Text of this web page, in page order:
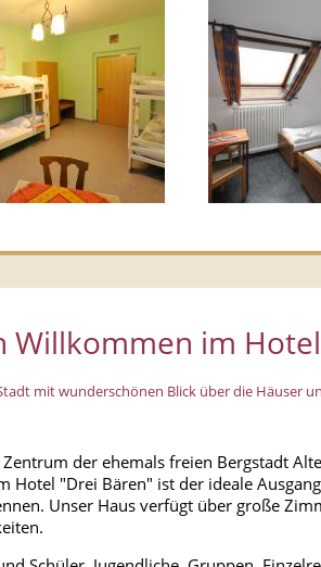
Willkommen im
mit wunderschönen Blick über die Häuser
Zentrum der ehemals freien Bergstadt
Hotel "Drei Bären" ist der ideale
Unser Haus verfügt über große